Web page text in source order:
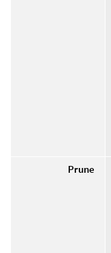
Prune